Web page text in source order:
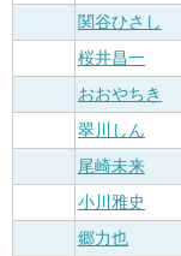
関谷ひさし
桜井昌一
おおやちき
翠川しん
尾崎未来
小川雅史
郷力也